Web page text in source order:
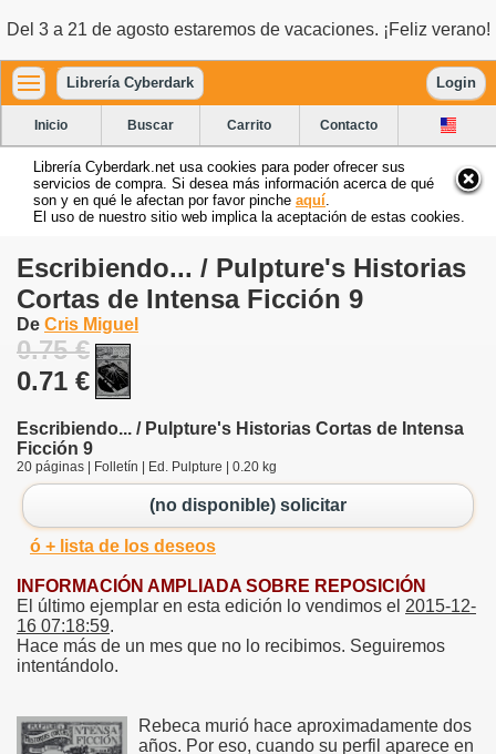
Del 3 a 21 de agosto estaremos de vacaciones. ¡Feliz verano!
Librería Cyberdark Login
Inicio Buscar Carrito Contacto
Librería Cyberdark.net usa cookies para poder ofrecer sus
servicios de compra. Si desea más información acerca de qué
son y en qué le afectan por favor pinche aquí
El uso de nuestro sitio web implica la aceptación de estas cookies.
Escribiendo... / Pulpture's Historias
Cortas de Intensa Ficción 9
De Cris Miguel
0.75 €
0.71 €
Escribiendo... / Pulpture's Historias Cortas de Intensa
Ficción 9
20 páginas | Folletín | Ed. Pulpture | 0.20 kg
(no disponible) solicitar
ó + lista de los deseos
INFORMACIÓN AMPLIADA SOBRE REPOSICIÓN
El último ejemplar en esta edición lo vendimos el 2015-12-
16 07:18:59.
Hace más de un mes que no lo recibimos. Seguiremos
intentándolo.
Rebeca murió hace aproximadamente dos
años. Por eso, cuando su perfil aparece en